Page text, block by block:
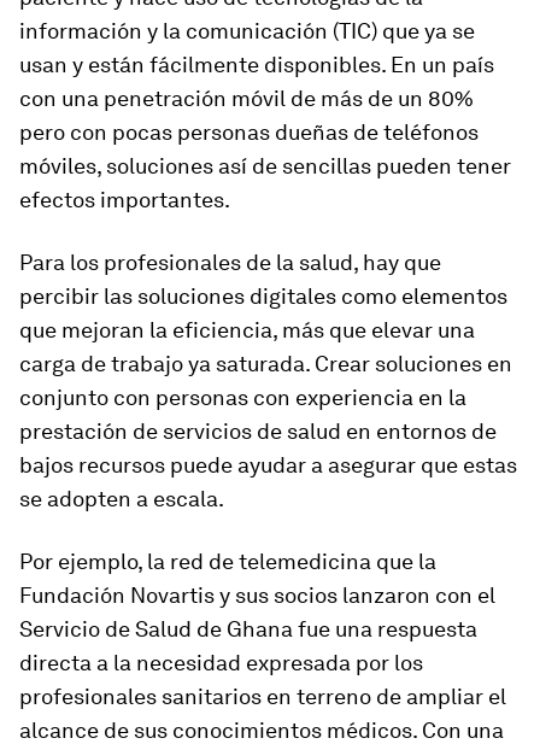
información y la comunicación (TIC) que ya se
usan y están fácilmente disponibles. En un país
con una penetración móvil de más de un 80%
pero con pocas personas dueñas de teléfonos
móviles, soluciones así de sencillas pueden tener
efectos importantes.
Para los profesionales de la salud, hay que
percibir las soluciones digitales como elementos
que mejoran la eficiencia, más que elevar una
carga de trabajo ya saturada. Crear soluciones en
conjunto con personas con experiencia en la
prestación de servicios de salud en entornos de
bajos recursos puede ayudar a asegurar que estas
se adopten a escala.
Por ejemplo, la red de telemedicina que la
Fundación Novartis y sus socios lanzaron con el
Servicio de Salud de Ghana fue una respuesta
directa a la necesidad expresada por los
profesionales sanitarios en terreno de ampliar el
alcance de sus conocimientos médicos. Con una